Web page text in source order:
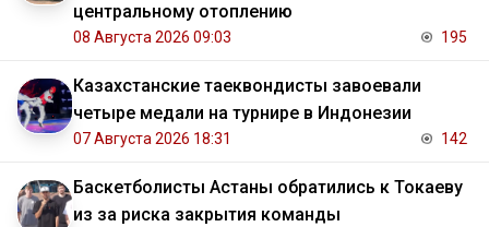
центральному отоплению
08 Августа 2026 09:03 195
Казахстанские таеквондисты завоевали
четыре медали на турнире в Индонезии
07 Августа 2026 18:31 142
Баскетболисты Астаны обратились к Токаеву
из за риска закрытия команды